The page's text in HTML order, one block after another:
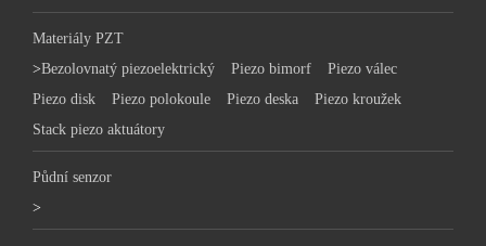
Materiály PZT
>Bezolovnatý piezoelektrický Piezo bimorf
Piezo válec
Piezo disk
Piezo polokoule Piezo deska
Piezo kroužek
Stack piezo aktuátory
Půdní senzor
>